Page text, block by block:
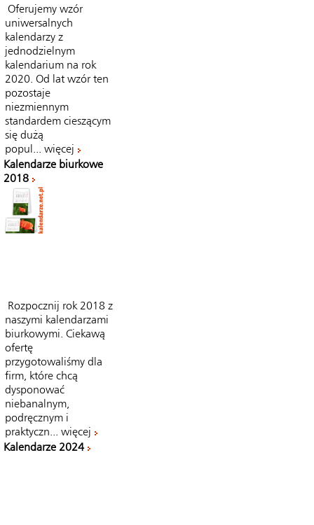
Oferujemy wzór
uniwersalnych
kalendarzy z
jednodzielnym
kalendarium na rok
2020. Od lat wzór ten
pozostaje
niezmiennym
standardem cieszącym
się dużą
popul...
więcej
Kalendarze biurkowe
2018
Rozpocznij rok 2018 z
naszymi kalendarzami
biurkowymi. Ciekawą
ofertę
przygotowaliśmy dla
firm, które chcą
dysponować
niebanalnym,
podręcznym i
praktyczn...
więcej
Kalendarze 2024